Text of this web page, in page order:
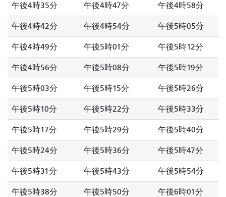
午後4時35分 午後4時47分 午後4時58分
午後4時42分 午後4時54分 午後5時05分
午後4時49分 午後5時01分 午後5時12分
午後4時56分 午後5時08分 午後5時19分
午後5時03分 午後5時15分 午後5時26分
午後5時10分 午後5時22分 午後5時33分
午後5時17分 午後5時29分 午後5時40分
午後5時24分 午後5時36分 午後5時47分
午後5時31分 午後5時43分 午後5時54分
午後5時38分 午後5時50分 午後6時01分